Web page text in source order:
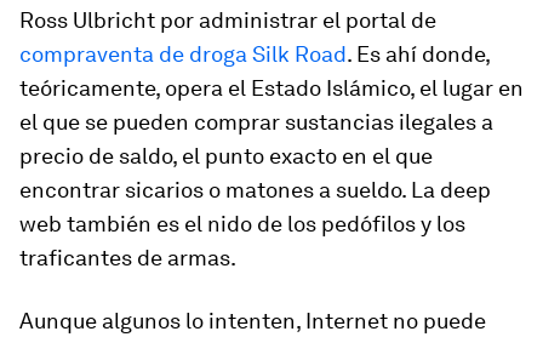
Ross Ulbricht por administrar el portal de
compraventa de droga Silk Road. Es ahí donde,
teóricamente, opera el Estado Islámico, el lugar en
el que se pueden comprar sustancias ilegales a
precio de saldo, el punto exacto en el que
encontrar sicarios o matones a sueldo. La deep
web también es el nido de los pedófilos y los
traficantes de armas.
Aunque algunos lo intenten, Internet no puede